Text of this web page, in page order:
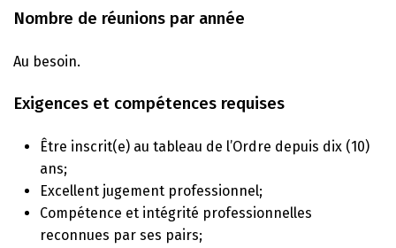
Nombre de réunions par année
Au besoin.
Exigences et compétences requises
Être inscrit(e) au tableau de l’Ordre depuis dix (10)
ans;
Excellent jugement professionnel;
Compétence et intégrité professionnelles
reconnues par ses pairs;